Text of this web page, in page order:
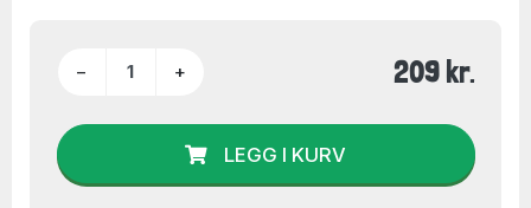
− + 209 kr.
LEGG I KURV